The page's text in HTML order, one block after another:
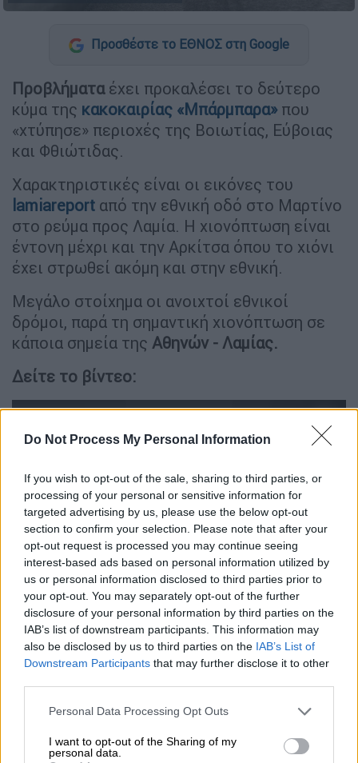
Do Not Process My Personal Information
If you wish to opt-out of the sale, sharing to third parties, or
processing of your personal or sensitive information for
targeted advertising by us, please use the below opt-out
section to confirm your selection. Please note that after your
opt-out request is processed you may continue seeing
interest-based ads based on personal information utilized by
us or personal information disclosed to third parties prior to
your opt-out. You may separately opt-out of the further
disclosure of your personal information by third parties on the
IAB’s list of downstream participants. This information may
also be disclosed by us to third parties on the IAB’s List of
Downstream Participants that may further disclose it to other
Please note that this website/app uses one or more Google
not limited to your visit or usage behaviour. You may click to
grant or deny consent to Google and its third-party tags to
Personal Data Processing Opt Outs
I want to opt-out of the Sharing of my
personal data.
Προσθέστε το ΕΘΝΟΣ στη Google
Προβλήματαέχει προκαλέσει το δεύτερο
κύμα της κακοκαιρίας «Μπάρμπαρα» που
«χτύπησε» περιοχές της Βοιωτίας, Εύβοιας
και Φθιώτιδας.
Χαρακτηριστικές είναι οι εικόνες του
lamiareport από την εθνική οδό στο Μαρτίνο
στο ρεύμα προς Λαμία. Η χιονόπτωση είναι
έντονη μέχρι και την Αρκίτσα όπου το χιόνι
έχει στρωθεί ακόμη και στην εθνική.
Μεγάλο στοίχημα οι ανοιχτοί εθνικοί
δρόμοι, παρά τη σημαντική χιονόπτωση σε
κάποια σημεία της Αθηνών - Λαμίας.
Δείτε το βίντεο:
video
Από τη ΓΕΠΑΔ Στερεάςυπάρχει ενημέρωση
για απαγόρευση κυκλοφορίας, παντός είδους
βαρέως οχήματος, μέγιστου επιτρεπόμενου
βάρους άνω των 3,5 τόνων, ανεξαρτήτως
χρήσεως αντιολισθητικών αλυσίδων στο
κομμάτι της εθνικής οδού από το 56,728 χλμ
έως και το 261,280 χλμ και στις αρτηρίες
κατά μήκος αυτού.